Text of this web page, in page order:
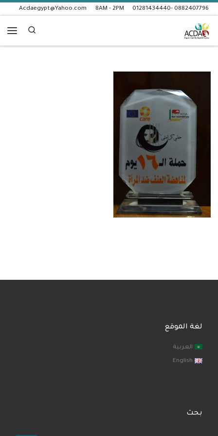
Skip to content
0882407796 -01281434440
8AM - 2PM
Acdaegypt@Yahoo.com
Search
لغة الموقع
العربية
English
بحث